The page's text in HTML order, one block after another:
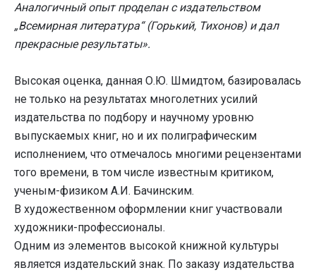
Аналогичный опыт проделан с издательством
„Всемирная литература“ (Горький, Тихонов) и дал
прекрасные результаты».
Высокая оценка, данная О.Ю. Шмидтом, базировалась
не только на результатах многолетних усилий
издательства по подбору и научному уровню
выпускаемых книг, но и их полиграфическим
исполнением, что отмечалось многими рецензентами
того времени, в том числе известным критиком,
ученым-физиком А.И. Бачинским.
В художественном оформлении книг участвовали
художники-профессионалы.
Одним из элементов высокой книжной культуры
является издательский знак. По заказу издательства